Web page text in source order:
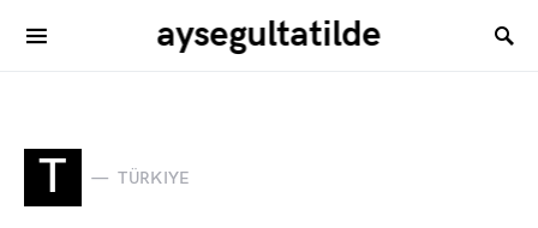
aysegultatilde
T TÜRKIYE